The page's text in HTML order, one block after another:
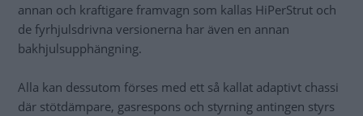
annan och kraftigare framvagn som kallas HiPerStrut och
de fyrhjulsdrivna versionerna har även en annan
bakhjulsupphängning.
Alla kan dessutom förses med ett så kallat adaptivt chassi
där stötdämpare, gasrespons och styrning antingen styrs